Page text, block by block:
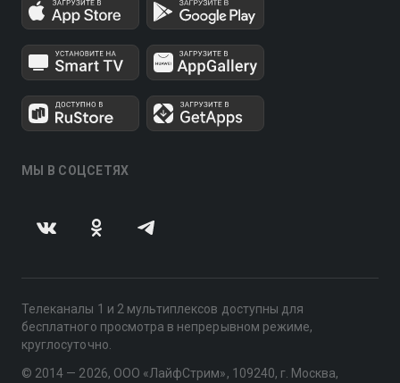
МЫ В СОЦСЕТЯХ
Телеканалы 1 и 2 мультиплексов доступны для
бесплатного просмотра в непрерывном режиме,
круглосуточно.
© 2014 — 2026, ООО «ЛайфСтрим», 109240, г. Москва,